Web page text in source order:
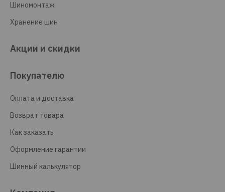
Шиномонтаж
Хранение шин
Акции и скидки
Покупателю
Оплата и доставка
Возврат товара
Как заказать
Оформление гарантии
Шинный калькулятор